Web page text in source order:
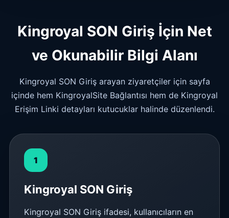
Kingroyal SON Giriş İçin Net
ve Okunabilir Bilgi Alanı
Kingroyal SON Giriş arayan ziyaretçiler için sayfa
içinde hem KingroyalSite Bağlantısı hem de Kingroyal
Erişim Linki detayları kutucuklar halinde düzenlendi.
1
Kingroyal SON Giriş
Kingroyal SON Giriş ifadesi, kullanıcıların en